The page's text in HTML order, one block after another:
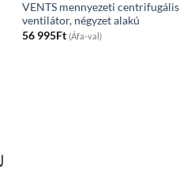
VENTS mennyezeti centrifugális
ventilátor, négyzet alakú
56 995Ft (Áfa-val)